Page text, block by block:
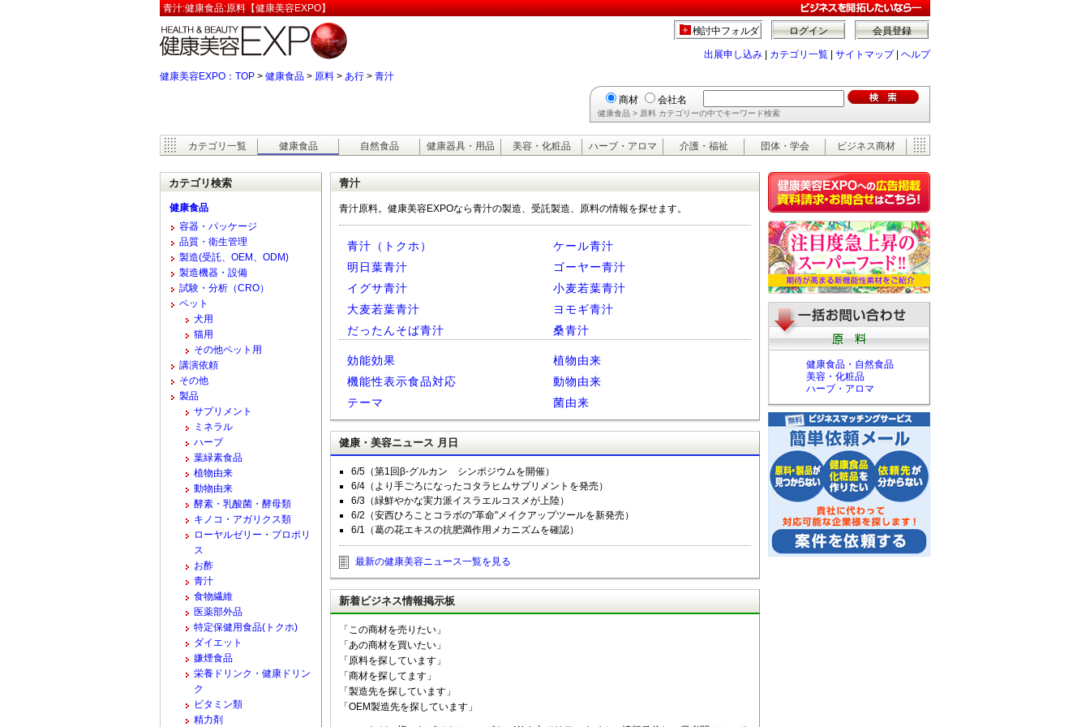
青汁:健康食品:原料【健康美容EXPO】
会員登録
ログイン
検討中フォルダ
出展申し込み カテゴリ一覧 サイトマップ| ヘルプ
健康美容EXPO：TOP > 健康食品 > 原料 > あ行 > 青汁
商材 会社名
健康食品 > 原料 カテゴリーの中でキーワード検索
カテゴリ一覧 健康食品 自然食品 健康器具・用品 美容・化粧品 ハーブ・アロマ 介護・福祉 団体・学会 ビジネス商材
青汁
青汁原料。健康美容EXPOなら青汁の製造、受託製造、原料の情報を探せます。
青汁（トクホ）
明日葉青汁
イグサ青汁
大麦若葉青汁
だったんそば青汁
ケール青汁
ゴーヤー青汁
小麦若葉青汁
ヨモギ青汁
桑青汁
効能効果
機能性表示食品対応
テーマ
植物由来
動物由来
菌由来
健康・美容ニュース 月日
6/5（第1回β-グルカン シンポジウムを開催）
6/4（より手ごろになったコタラヒムサプリメントを発売）
6/3（緑鮮やかな実力派イスラエルコスメが上陸）
6/2（安西ひろことコラボの"革命"メイクアップツールを新発売）
6/1（葛の花エキスの抗肥満作用メカニズムを確認）
最新の健康美容ニュース一覧を見る
新着ビジネス情報掲示板
「この商材を売りたい」
「あの商材を買いたい」
「原料を探しています」
「商材を探してます」
「製造先を探しています」
「OEM製造先を探しています」
健康食品・自然食品
美容・化粧品
ハーブ・アロマ
カテゴリ検索
健康食品
容器・パッケージ
品質・衛生管理
製造(受託、OEM、ODM)
製造機器・設備
試験・分析（CRO）
ペット
犬用
猫用
その他ペット用
講演依頼
その他
製品
サプリメント
ミネラル
ハーブ
葉緑素食品
植物由来
動物由来
酵素・乳酸菌・酵母類
キノコ・アガリクス類
ローヤルゼリー・プロポリ
ス
お酢
青汁
食物繊維
医薬部外品
特定保健用食品(トクホ)
ダイエット
嫌煙食品
栄養ドリンク・健康ドリン
ク
ビタミン類
精力剤